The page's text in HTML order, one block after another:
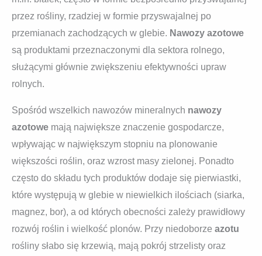
przez rośliny, rzadziej w formie przyswajalnej po
przemianach zachodzących w glebie. Nawozy azotowe
są produktami przeznaczonymi dla sektora rolnego,
służącymi głównie zwiększeniu efektywności upraw
rolnych.
Spośród wszelkich nawozów mineralnych nawozy
azotowe mają największe znaczenie gospodarcze,
wpływając w największym stopniu na plonowanie
większości roślin, oraz wzrost masy zielonej. Ponadto
często do składu tych produktów dodaje się pierwiastki,
które występują w glebie w niewielkich ilościach (siarka,
magnez, bor), a od których obecności zależy prawidłowy
rozwój roślin i wielkość plonów. Przy niedoborze azotu
rośliny słabo się krzewią, mają pokrój strzelisty oraz